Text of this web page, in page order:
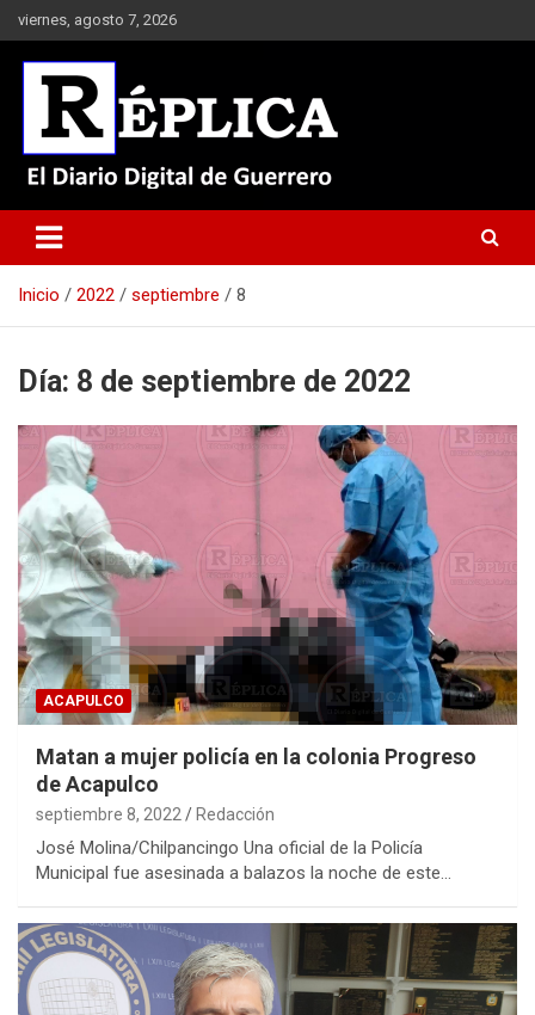
Saltar
al
contenido
viernes, agosto 7, 2026
Réplica
Inicio 2022 septiembre 8
Día: 8 de septiembre de 2022
ACAPULCO
Matan a mujer policía en la colonia Progreso
de Acapulco
septiembre 8, 2022 Redacción
José Molina/Chilpancingo Una oficial de la Policía
Municipal fue asesinada a balazos la noche de este…